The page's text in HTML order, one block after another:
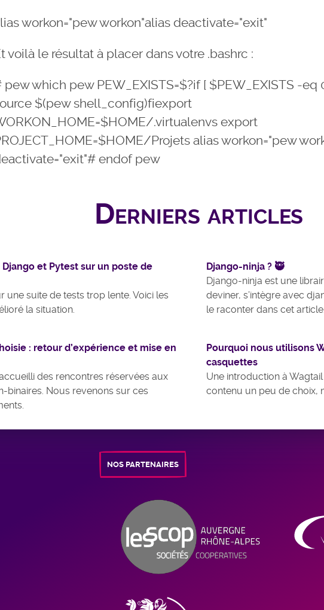
workon="pew workon"alias deactivate="exit"
voilà le résultat à placer dans votre .bashrc :
pew which pew PEW_EXISTS=$?if [ $PEW_EXISTS -eq
$(pew shell_config)fiexport
.virtualenvs export
Projets alias workon="pew
endof pew
Derniers articles
et Pytest sur un poste de
une suite de tests trop lente. Voici les
la situation.
Django-ninja ? 🥷
Django-ninja est une
deviner, s’intègre avec
le raconter dans cet article.
: retour d’expérience et mise en
des rencontres réservées aux
binaires. Nous revenons sur ces
Pourquoi nous utilisons
casquettes
Une introduction à
contenu un peu de choix,
NOS PARTENAIRES